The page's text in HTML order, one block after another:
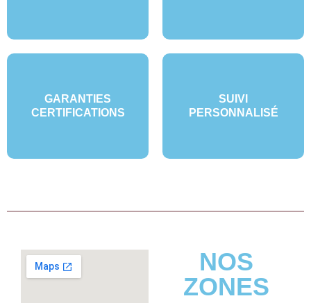
GARANTIES
CERTIFICATIONS
SUIVI
PERSONNALISÉ
NOS
ZONES